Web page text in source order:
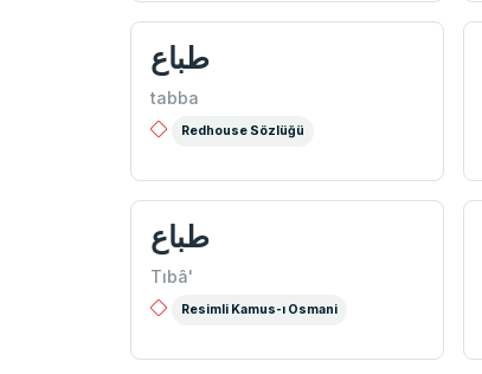
طباع
tabba
Redhouse Sözlüğü
طباع
Tıbâ'
Resimli Kamus-ı Osmani